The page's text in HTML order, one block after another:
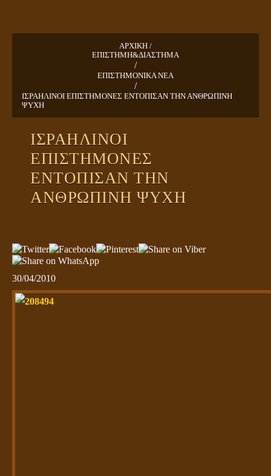
ΚΛΕΙΔΙΑ
ΑΡΧΙΚΗ /
ΕΠΙΣΤΗΜΗ&ΔΙΑΣΤΗΜΑ
/
ΕΠΙΣΤΗΜΟΝΙΚΑ ΝΕΑ
/
ΙΣΡΑΗΛΙΝΟΙ ΕΠΙΣΤΗΜΟΝΕΣ ΕΝΤΟΠΙΣΑΝ ΤΗΝ ΑΝΘΡΩΠΙΝΗ
ΨΥΧΗ
ΙΣΡΑΗΛΙΝΟΙ
ΕΠΙΣΤΗΜΟΝΕΣ
ΕΝΤΟΠΙΣΑΝ ΤΗΝ
ΑΝΘΡΩΠΙΝΗ ΨΥΧΗ
30/04/2010